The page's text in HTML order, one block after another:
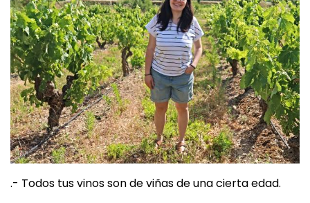
.- Todos tus vinos son de viñas de una cierta edad.